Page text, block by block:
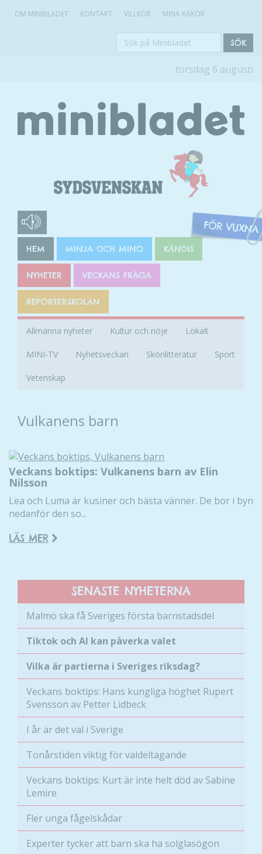
OM MINIBLADET KONTAKT VILLKOR MINA KAKOR
Sök
SÖK
torsdag 6 augusti
HEM MINJA OCH MINO KÄNDIS
NYHETER VECKANS FRÅGA
REPORTERSKOLAN
Allmänna nyheter Kultur och nöje Lokalt
MINI-TV Nyhetsveckan Skönlitteratur Sport
Vetenskap
Vulkanens barn
Veckans boktips: Vulkanens barn av Elin
Nilsson
Lea och Luma är kusiner och bästa vänner. De bor i byn
nedanför den so...
LÄS MER
SENASTE NYHETERNA
Malmö ska få Sveriges första barnstadsdel
Tiktok och AI kan påverka valet
Vilka är partierna i Sveriges riksdag?
Veckans boktips: Hans kungliga höghet Rupert
Svensson av Petter Lidbeck
I år är det val i Sverige
Tonårstiden viktig för valdeltagande
Veckans boktips: Kurt är inte helt död av Sabine
Lemire
Fler unga fågelskådar
Experter tycker att barn ska ha solglasögon